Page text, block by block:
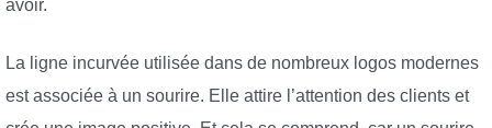
avoir.
La ligne incurvée utilisée dans de nombreux logos modernes
est associée à un sourire. Elle attire l’attention des clients et